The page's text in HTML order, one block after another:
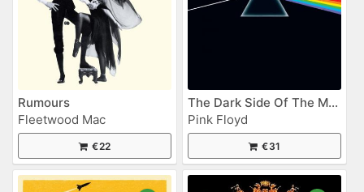
Rumours
Fleetwood Mac
€22
The Dark Side Of The Moon
Pink Floyd
€31